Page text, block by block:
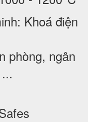
Khoá điện
phòng, ngân